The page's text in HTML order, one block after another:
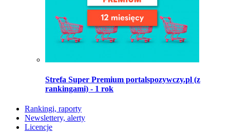
Strefa Super Premium portalspozywczy.pl (z
rankingami) - 1 rok
Rankingi, raporty
Newslettery, alerty
Licencje